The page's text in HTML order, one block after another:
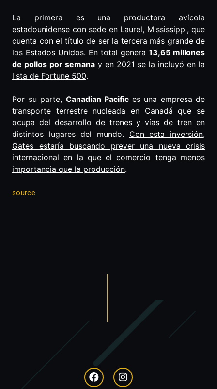
La primera es una productora avícola
estadounidense con sede en Laurel, Mississippi, que
cuenta con el título de ser la tercera más grande de
los Estados Unidos. En total genera 13,65 millones
de pollos por semana y en 2021 se la incluyó en la
lista de Fortune 500.
Por su parte, Canadian Pacific es una empresa de
transporte terrestre nucleada en Canadá que se
ocupa del desarrollo de trenes y vías de tren en
distintos lugares del mundo. Con esta inversión,
Gates estaría buscando prever una nueva crisis
internacional en la que el comercio tenga menos
importancia que la producción.
source